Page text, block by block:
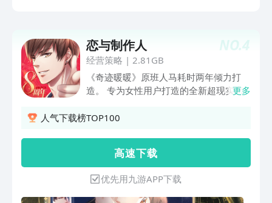
斗体验。游戏的战斗模式使用的是以快节
奏攻防转换为核心的冷兵器交锋动作系
统。角色的动作设计不仅体现出了中国风
特色，而且具备丰富的派生机制。玩家可
作系统的熟练运用，获得兼具挑战性与成
NO.4
恋与制作人
经营策略 | 2.81GB
《奇迹暖暖》原班人马耗时两年倾力打
造。 专为女性用户打造的全新超现实恋
一线画师精心绘制海量人物CG， 带来本
试图挽救公司。 在这个过程中，偶然结
识了四位身份各异的男生， 卷入了一系
列不可思议的超现实事件当中， 更与几
位男生展开了不可思议的浪漫旅程。
更多
人气下载榜TOP100
高 速 下 载
优先用九游APP下载